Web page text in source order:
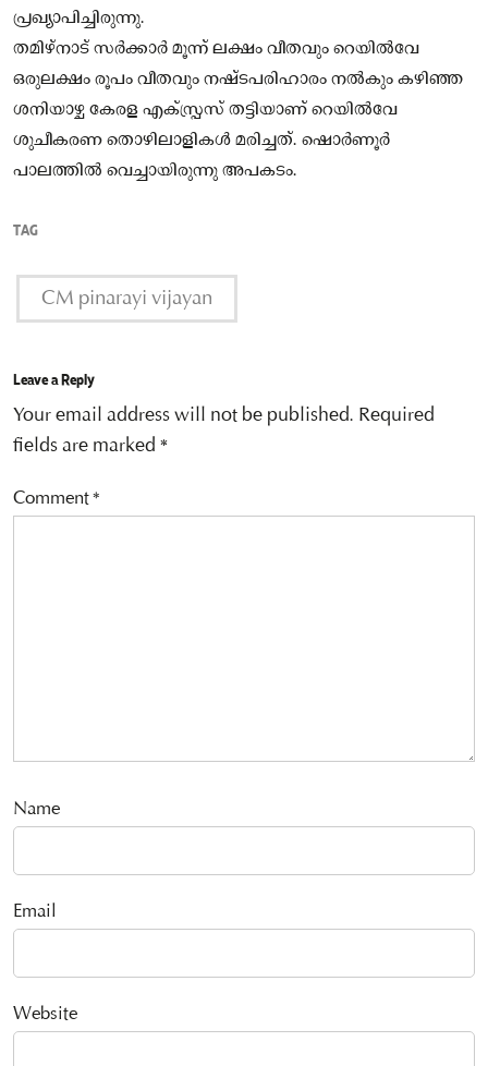
പ്രഖ്യാപിച്ചിരുന്നു.
തമിഴ്‌നാട് സര്‍ക്കാര്‍ മൂന്ന് ലക്ഷം വീതവും റെയില്‍വേ
ഒരുലക്ഷം രൂപം വീതവും നഷ്ടപരിഹാരം നല്‍കും കഴിഞ്ഞ
ശനിയാഴ്ച കേരള എക്‌സ്പ്രസ് തട്ടിയാണ് റെയില്‍വേ
ശുചീകരണ തൊഴിലാളികള്‍ മരിച്ചത്. ഷൊര്‍ണൂര്‍
പാലത്തില്‍ വെച്ചായിരുന്നു അപകടം.
TAG
CM pinarayi vijayan
Leave a Reply
Your email address will not be published. Required
fields are marked *
Comment*
Name
Email
Website